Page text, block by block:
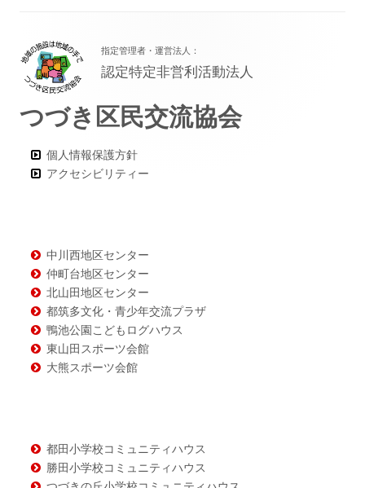
ッ
タ
ー・
ン
ツ
指定管理者・運営法人：
認定特定非営利活動法人
つづき区民交流協会
個人情報保護方針
アクセシビリティー
中川西地区センター
仲町台地区センター
北山田地区センター
都筑多文化・青少年交流プラザ
鴨池公園こどもログハウス
東山田スポーツ会館
大熊スポーツ会館
都田小学校コミュニティハウス
勝田小学校コミュニティハウス